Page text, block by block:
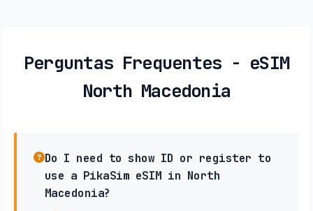
Perguntas Frequentes - eSIM
North Macedonia
Do I need to show ID or register to
use a PikaSim eSIM in North
Macedonia?